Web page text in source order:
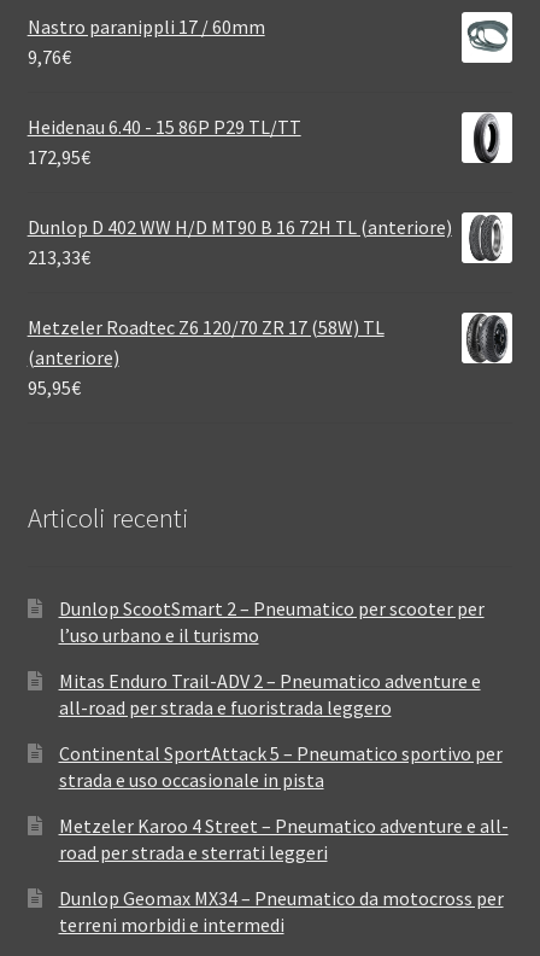
Nastro paranippli 17 / 60mm
9,76€
Heidenau 6.40 - 15 86P P29 TL/TT
172,95€
Dunlop D 402 WW H/D MT90 B 16 72H TL (anteriore)
213,33€
Metzeler Roadtec Z6 120/70 ZR 17 (58W) TL
(anteriore)
95,95€
Articoli recenti
Dunlop ScootSmart 2 – Pneumatico per scooter per
l’uso urbano e il turismo
Mitas Enduro Trail-ADV 2 – Pneumatico adventure e
all-road per strada e fuoristrada leggero
Continental SportAttack 5 – Pneumatico sportivo per
strada e uso occasionale in pista
Metzeler Karoo 4 Street – Pneumatico adventure e all-
road per strada e sterrati leggeri
Dunlop Geomax MX34 – Pneumatico da motocross per
terreni morbidi e intermedi